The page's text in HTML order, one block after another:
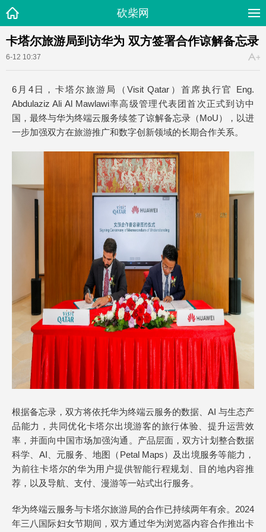
砍柴网
卡塔尔旅游局到访华为 双方签署合作谅解备忘录
6-12 10:37
6月4日，卡塔尔旅游局（Visit Qatar）首席执行官 Eng.
Abdulaziz Ali Al Mawlawi率高级管理代表团首次正式到访中
国，最终与华为终端云服务续签了谅解备忘录（MoU），以进
一步加强双方在旅游推广和数字创新领域的长期合作关系。
根据备忘录，双方将依托华为终端云服务的数据、AI 与生态产
品能力，共同优化卡塔尔出境游客的旅行体验、提升运营效
率，并面向中国市场加强沟通。产品层面，双方计划整合数据
科学、AI、元服务、地图（Petal Maps）及出境服务等能力，
为前往卡塔尔的华为用户提供智能行程规划、目的地内容推
荐，以及导航、支付、漫游等一站式出行服务。
华为终端云服务与卡塔尔旅游局的合作已持续两年有余。2024
年三八国际妇女节期间，双方通过华为浏览器内容合作推出卡